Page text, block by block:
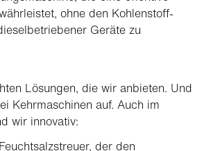
ohne den Kohlenstoff-
Geräte zu
Lösungen, die wir anbieten. Und
Kehrmaschinen auf. Auch im
wir innovativ:
der den